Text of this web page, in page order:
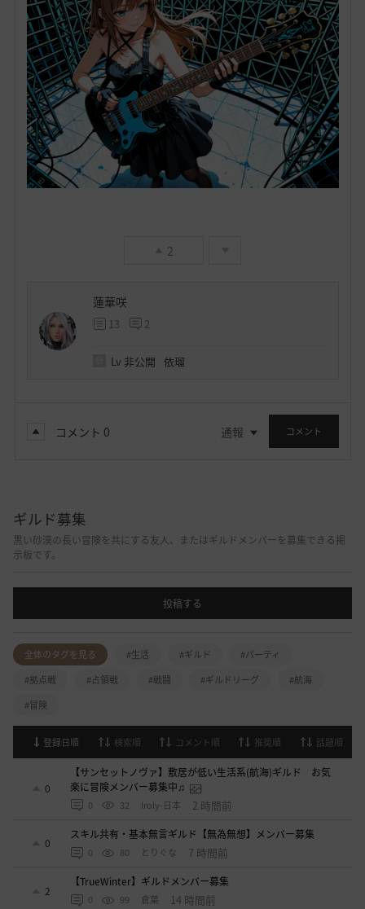
2
蓮華咲
13 2
Lv 非公開 依瑠
コメント 0 通報 コメント
ギルド募集
黒い砂漠の長い冒険を共にする友人、またはギルドメンバーを募集できる掲
示板です。
投稿する
全体のタグを見る #生活 #ギルド
#パーティ
#拠点戦
#占領戦 #戦闘 #ギルドリーグ
#航海
#冒険
登録日順 検索順 コメント順 推奨順 話題順
0
【サンセットノヴァ】敷居が低い生活系(航海)ギルド お気
楽に冒険メンバー募集中♫
0 32 Iroly-日本 2 時間前
0
スキル共有・基本無言ギルド【無為無想】メンバー募集
0 80 とりぐな 7 時間前
2
【TrueWinter】ギルドメンバー募集
0 99 倉葉 14 時間前